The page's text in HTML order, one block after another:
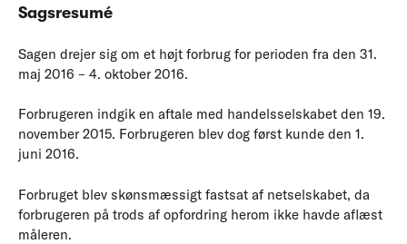
Sagsresumé
Sagen drejer sig om et højt forbrug for perioden fra den 31.
maj 2016 – 4. oktober 2016.
Forbrugeren indgik en aftale med handelsselskabet den 19.
november 2015. Forbrugeren blev dog først kunde den 1.
juni 2016.
Forbruget blev skønsmæssigt fastsat af netselskabet, da
forbrugeren på trods af opfordring herom ikke havde aflæst
måleren.